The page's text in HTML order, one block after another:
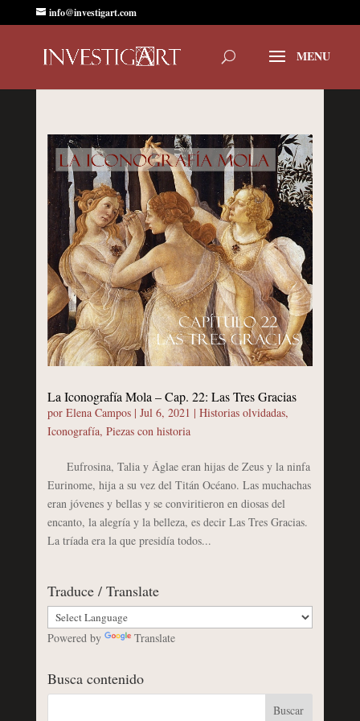
info@investigart.com
La Iconografía Mola – Cap. 22: Las Tres Gracias
por Elena Campos| Jul 6, 2021 | Historias olvidadas,
Iconografía, Piezas con historia
Eufrosina, Talia y Áglae eran hijas de Zeus y la ninfa
Eurinome, hija a su vez del Titán Océano. Las muchachas
eran jóvenes y bellas y se conviritieron en diosas del
encanto, la alegría y la belleza, es decir Las Tres Gracias.
La tríada era la que presidía todos...
Traduce / Translate
Powered by Translate
Busca contenido